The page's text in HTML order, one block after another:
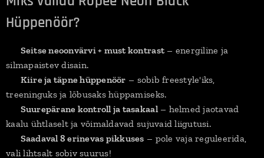
Hüppenöör?
Seitse neoonvärvi + must kontrast – energiline ja
silmapaistev disain.
Kiire ja täpne hüppenöör – sobib freestyle'iks,
treeninguks ja lõbusaks hüppamiseks.
Suurepärane kontroll ja tasakaal– helmed jaotavad
kaalu ühtlaselt ja võimaldavad sujuvaid liigutusi.
Saadaval 8 erinevas pikkuses – pole vaja reguleerida,
vali lihtsalt sobiv suurus!